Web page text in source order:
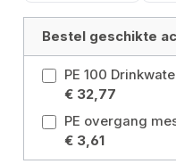
Bestel geschikte
€ 32,77
€ 3,61